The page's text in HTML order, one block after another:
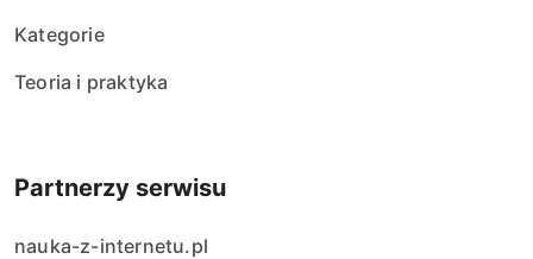
w
Kategorie
Teoria i praktyka
Partnerzy serwisu
nauka-z-internetu.pl